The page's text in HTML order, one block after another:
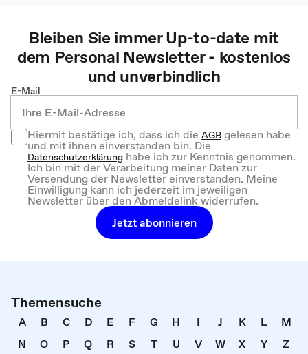
Bleiben Sie immer Up-to-date mit
dem Personal Newsletter - kostenlos
und unverbindlich
E-Mail
Hiermit bestätige ich, dass ich dieAGBgelesen habe
und mit ihnen einverstanden bin. Die
Datenschutzerklärung habe ich zur Kenntnis genommen.
Ich bin mit der Verarbeitung meiner Daten zur
Versendung der Newsletter einverstanden. Meine
Einwilligung kann ich jederzeit im jeweiligen
Newsletter über den Abmeldelink widerrufen.
Jetzt abonnieren
Themensuche
A B C D E F G H I J K L
M
N
O P Q R S T U V W X Y
Z